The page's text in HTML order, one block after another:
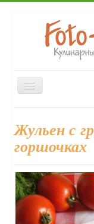
Включить/
выключить
Десерты
Форум
Жульен с
горшочках